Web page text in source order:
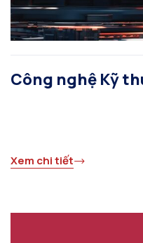
Công nghệ Kỹ
Xem chi tiết